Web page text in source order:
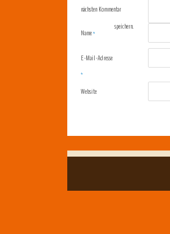
Name*
E-Mail-Adresse
*
Website
nächsten Kommentar
speichern.